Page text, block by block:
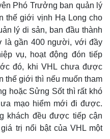
Phó Trưởng ban quản lý
thế giới vịnh Hạ Long cho
lý di sản, ban đầu thành
là gần 400 người, với đầy
vụ, hoạt động đón tiếp
đó, khi VHL chưa được
thế giới thì nếu muốn tham
hoặc Sửng Sốt thì rất khó
mạo hiểm mới đi được.
khách đều được tiếp cận
trị nổi bật của VHL một